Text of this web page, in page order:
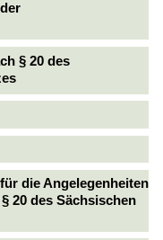
§ 20 des
die Angelegenheiten
20 des Sächsischen